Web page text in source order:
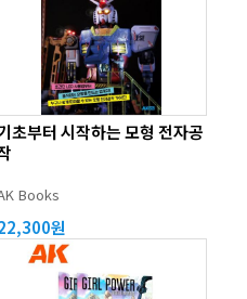
초부터 시작하는 모형 전자공
Books
원